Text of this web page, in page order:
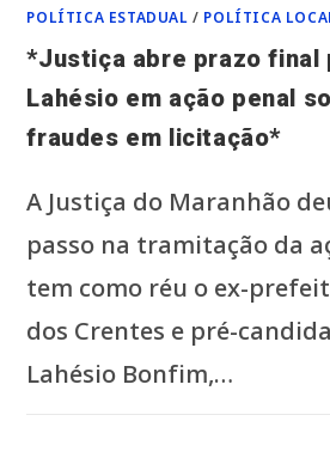
POLÍTICA ESTADUAL / POLÍTICA
*Justiça abre prazo final
Lahésio em ação penal
fraudes em licitação*
A Justiça do Maranhão
passo na tramitação da
tem como réu o ex-
dos Crentes e pré-
Lahésio Bonfim,…